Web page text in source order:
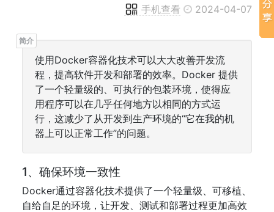
手机查看 2024-04-07
使用Docker容器化技术可以大大改善开发流
程，提高软件开发和部署的效率。Docker 提供
了一个轻量级的、可执行的包装环境，使得应
用程序可以在几乎任何地方以相同的方式运
行，这减少了从开发到生产环境的“它在我的机
器上可以正常工作”的问题。
1、确保环境一致性
Docker通过容器化技术提供了一个轻量级、可移植、
自给自足的环境，让开发、测试和部署过程更加高效